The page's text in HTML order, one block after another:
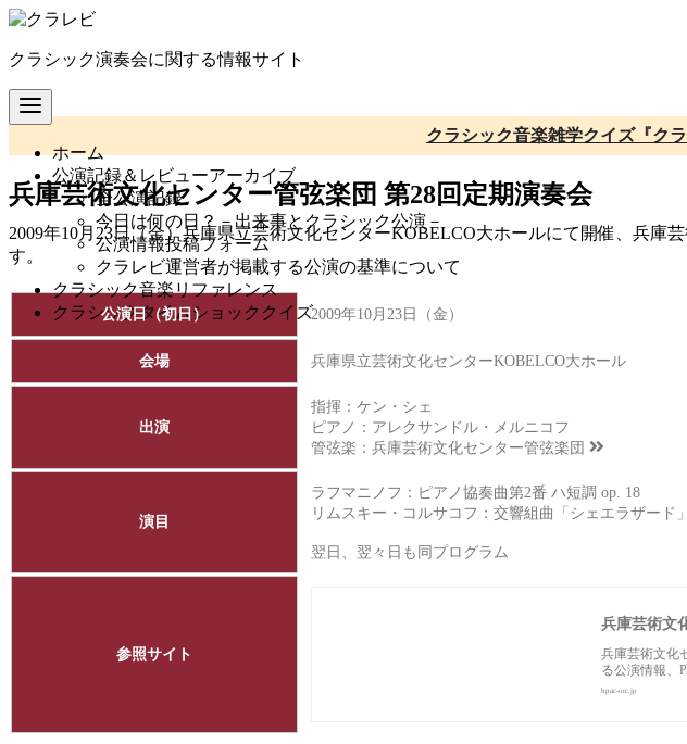
コ
テ
ン
ツ
移
動
クラシック演奏会に関する情報サイト
ホーム
公演記録＆レビューアーカイブ
全公演記録
今日は何の日？－出来事とクラシック公演－
公演情報投稿フォーム
クラレビ運営者が掲載する公演の基準について
クラシック音楽リファレンス
クラシックタイムショッククイズ
クラシック音楽雑学クイズ『ク
兵庫芸術文化センター管弦楽団 第28回定期演奏会
2009年10月23日（金）兵庫県立芸術文化センターKOBELCO大ホールにて開催、兵
す。
公演日（初日） 2009年10月23日（金）
会場 兵庫県立芸術文化センターKOBELCO大ホール
出演
指揮：ケン・シェ
ピアノ：アレクサンドル・メルニコフ
管弦楽： 兵庫芸術文化センター管弦楽団
演目
ラフマニノフ：ピアノ協奏曲第2番 ハ短調 op. 18
リムスキー・コルサコフ：交響組曲「シェエラザード
翌日、翌々日も同プログラム
参照サイト
兵庫芸術文
兵庫芸術文化
る公演情報、
hpac-orc.jp